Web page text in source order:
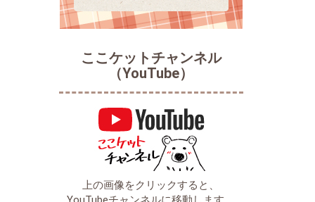
ここケットチャンネル
（YouTube）
上の画像をクリックすると、